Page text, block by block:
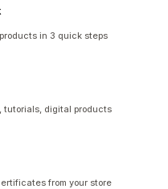
in 3 quick steps
tutorials, digital products
from your store